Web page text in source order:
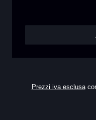
Prezzi iva esclusa